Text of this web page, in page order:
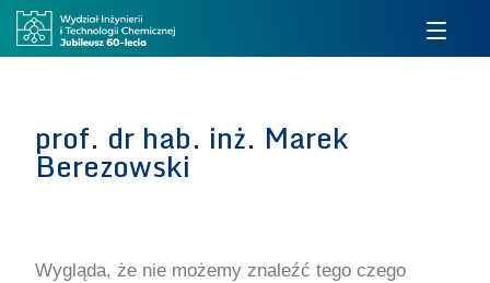
prof. dr hab. inż. Marek
Berezowski
Wygląda, że nie możemy znaleźć tego czego